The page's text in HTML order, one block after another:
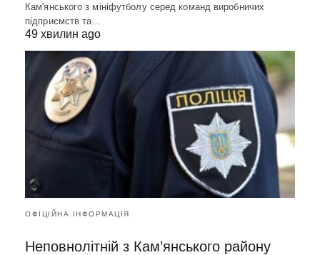
Кам'янського з мініфутболу серед команд виробничих
підприємств та…
49 хвилин ago
ОФІЦІЙНА ІНФОРМАЦІЯ
Неповнолітній з Кам’янського району